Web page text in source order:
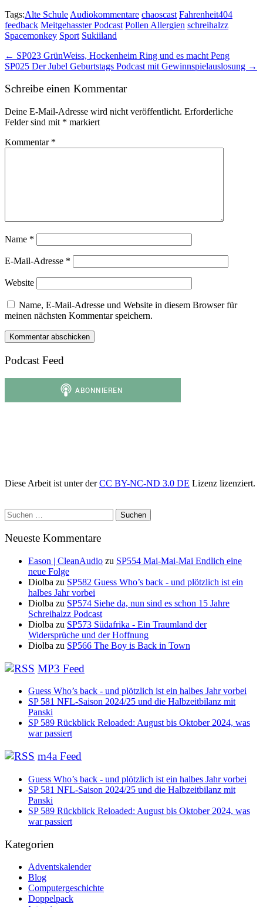
Tags:Alte Schule Audiokommentare chaoscast Fahrenheit404
feedback Meitgehasster Podcast Pollen Allergien schreihalzz
Spacemonkey Sport Sukiiland
Post
navigation
← SP023 GrünWeiss, Hockenheim Ring und es macht Peng
SP025 Der Jubel Geburtstags Podcast mit Gewinnspielauslosung →
Schreibe einen Kommentar
Deine E-Mail-Adresse wird nicht veröffentlicht. Erforderliche
Felder sind mit * markiert
Kommentar *
Name *
E-Mail-Adresse *
Website
Name, E-Mail-Adresse und Website in diesem Browser für
meinen nächsten Kommentar speichern.
Podcast Feed
Diese Arbeit ist unter derCC BY-NC-ND 3.0 DE Lizenz lizenziert.
Suchen
nach:
Neueste Kommentare
Eason | CleanAudio zu SP554 Mai-Mai-Mai Endlich eine
neue Folge
Diolba zu SP582 Guess Who’s back - und plötzlich ist ein
halbes Jahr vorbei
Diolba zu SP574 Siehe da, nun sind es schon 15 Jahre
Schreihalzz Podcast
Diolba zu SP573 Südafrika - Ein Traumland der
Widersprüche und der Hoffnung
Diolba zu SP566 The Boy is Back in Town
MP3 Feed
Guess Who’s back - und plötzlich ist ein halbes Jahr vorbei
SP 581 NFL-Saison 2024/25 und die Halbzeitbilanz mit
Panski
SP 589 Rückblick Reloaded: August bis Oktober 2024, was
war passiert
m4a Feed
Guess Who’s back - und plötzlich ist ein halbes Jahr vorbei
SP 581 NFL-Saison 2024/25 und die Halbzeitbilanz mit
Panski
SP 589 Rückblick Reloaded: August bis Oktober 2024, was
war passiert
Kategorien
Adventskalender
Blog
Computergeschichte
Doppelpack